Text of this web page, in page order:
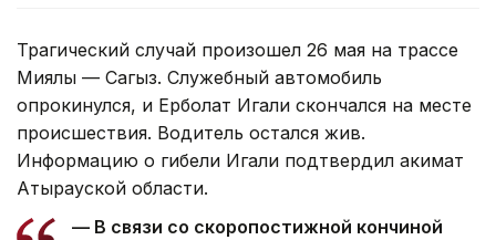
Трагический случай произошел 26 мая на трассе
Миялы — Сагыз. Служебный автомобиль
опрокинулся, и Ерболат Игали скончался на месте
происшествия. Водитель остался жив.
Информацию о гибели Игали подтвердил акимат
Атырауской области.
— В связи со скоропостижной кончиной